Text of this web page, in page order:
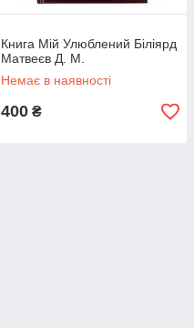
Книга Мій Улюблений Біліярд
Матвеєв Д. М.
Немає в наявності
400 ₴